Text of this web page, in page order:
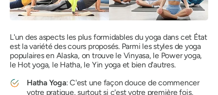
L'un des aspects les plus formidables du yoga dans cet État
est la variété des cours proposés. Parmi les styles de yoga
populaires en Alaska, on trouve le Vinyasa, le Power yoga,
le Hot yoga, le Hatha, le Yin yoga et bien d'autres.
Hatha Yoga: C'est une façon douce de commencer
votre pratique, surtout si c'est votre première fois.